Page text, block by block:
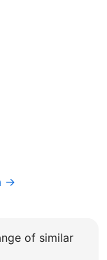
→
of similar